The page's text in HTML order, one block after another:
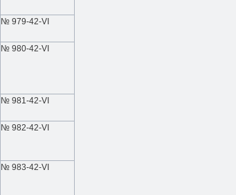
№ 979-42-VI
№ 980-42-VI
№ 981-42-VI
№ 982-42-VI
№ 983-42-VI